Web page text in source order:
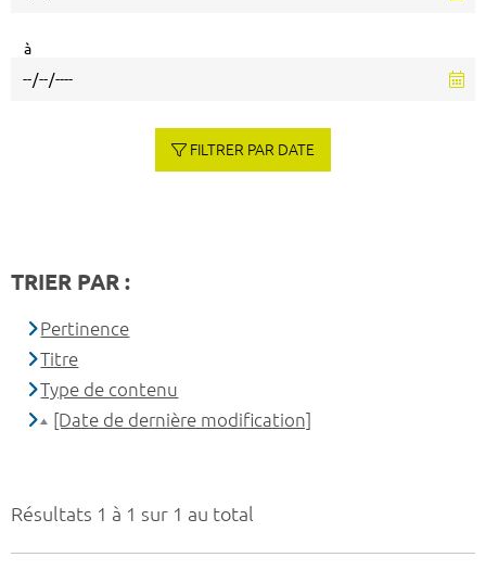
Résultats 1 à 1 sur 1 au total
à
FILTRER PAR DATE
TRIER PAR :
Pertinence
Titre
Type de contenu
[Date de dernière modification]